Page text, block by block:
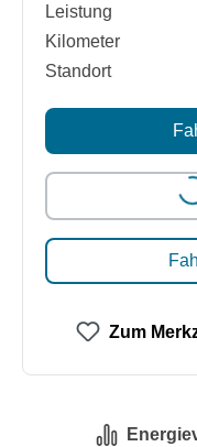
Leistung
Kilometer
Standort
Loading...
Zum